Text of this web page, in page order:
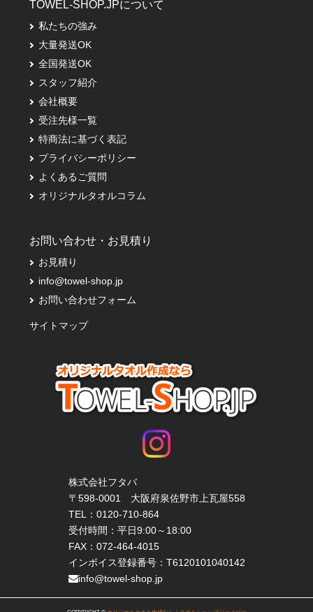
TOWEL-SHOP.JPについて
私たちの強み
大量発送OK
全国発送OK
スタッフ紹介
会社概要
受注先様一覧
特商法に基づく表記
プライバシーポリシー
よくあるご質問
オリジナルタオルコラム
お問い合わせ・お見積り
お見積り
info@towel-shop.jp
お問い合わせフォーム
サイトマップ
株式会社フタバ
〒598-0001 大阪府泉佐野市上瓦屋558
TEL： 0120-710-864
受付時間：平日9:00～18:00
FAX：072-464-4015
インボイス登録番号：T6120101040142
info@towel-shop.jp